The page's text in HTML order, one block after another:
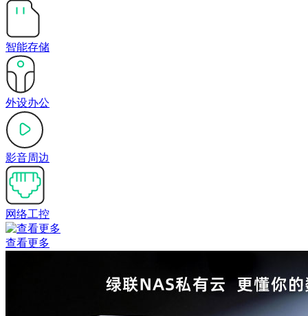
智能存储
外设办公
影音周边
网络工控
查看更多